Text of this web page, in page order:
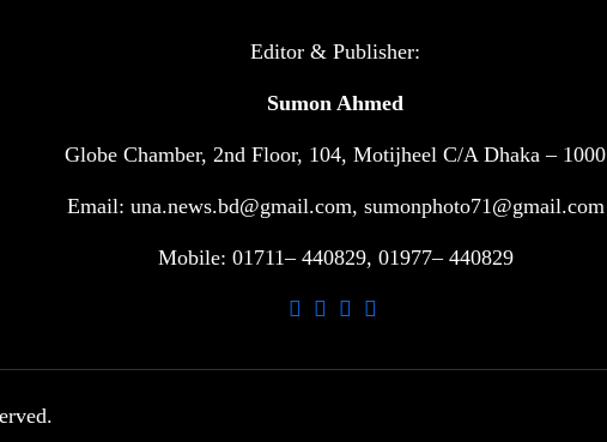
Editor & Publisher:
Sumon Ahmed
Globe Chamber, 2nd Floor, 104, Motijheel C/A Dhaka – 1000
Email: una.news.bd@gmail.com, sumonphoto71@gmail.com
Mobile: 01711– 440829, 01977– 440829